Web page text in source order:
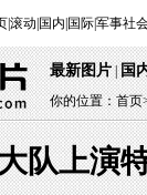
|滚动 国内 国际|军事社
最新图片|国
你的位置：首页
队上演